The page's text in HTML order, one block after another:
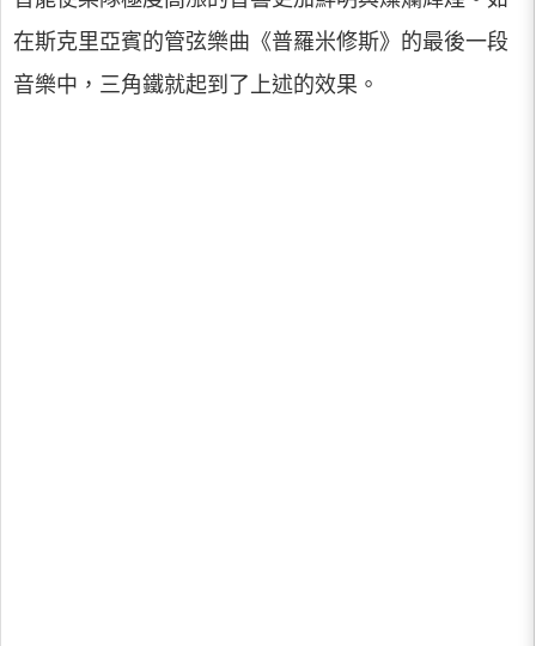
在斯克里亞賓的管弦樂曲《普羅米修斯》的最後一段
音樂中，三角鐵就起到了上述的效果。